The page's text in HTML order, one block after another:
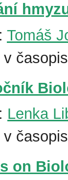
Tomáš
Lenka
on